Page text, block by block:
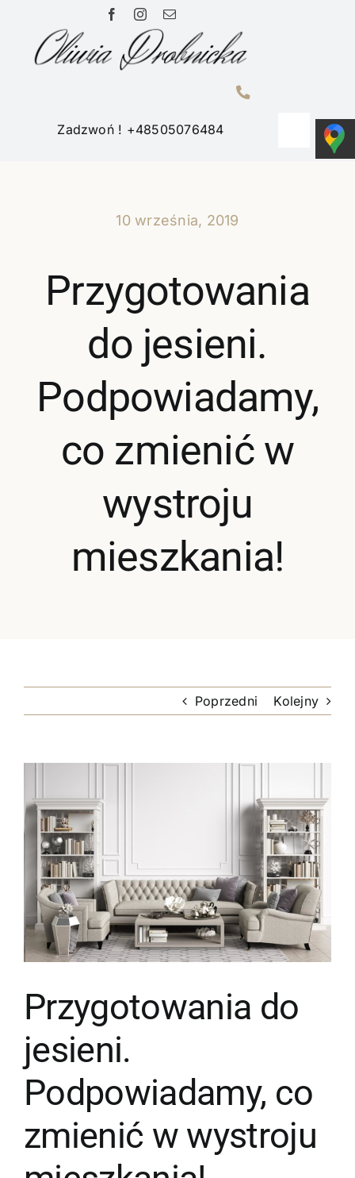
zawartości
Zadzwoń ! +48505076484
Toggle
O mnie
Cennik
10 września, 2019
Przygotowania
do jesieni.
Podpowiadamy,
co zmienić w
wystroju
mieszkania!
Poprzedni Kolejny
większy
obrazek
Przygotowania do
jesieni.
Podpowiadamy, co
zmienić w wystroju